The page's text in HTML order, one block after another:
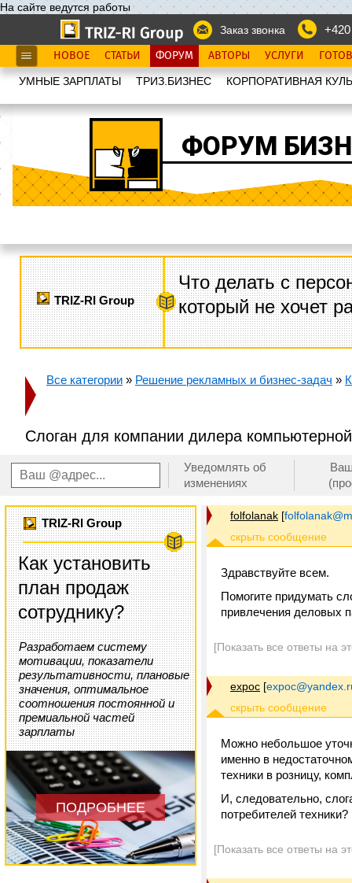
На сайте ведутся работы
Заказ звонка
НОВОЕ СТАТЬИ ФОРУМ АВТОРЫ УСЛУГИ
УМНЫЕ ЗАРПЛАТЫ ТРИЗ.БИЗНЕС КОРПОРАТИВНАЯ
ФОРУМ
TRIZ-RI Group
Что делать с
который не хочет
Все категории » Решение рекламных и бизнес-задач »
Слоган для компании дилера компьютерной
Уведомлять об
изменениях
TRIZ-RI Group
Как установить
план продаж
сотруднику?
Разработаем систему
мотивации, показатели
результативности, плановые
значения, оптимальное
соотношения постоянной и
премиальной частей
зарплаты
ПОДРОБНЕЕ
folfolanak [
Здравствуйте всем.
Помогите придумать
привлечения деловых
[Показать все ответы на
expoc [
Можно небольшое
именно в
техники в розницу,
И, следовательно,
потребителей техники?
[Показать все ответы на